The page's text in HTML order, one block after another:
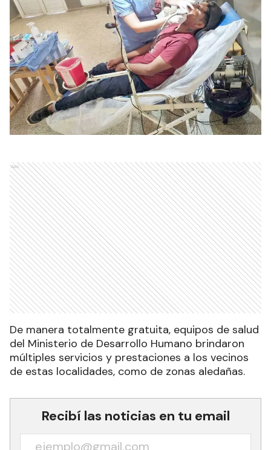
Ads
De manera totalmente gratuita, equipos de salud
del Ministerio de Desarrollo Humano brindaron
múltiples servicios y prestaciones a los vecinos
de estas localidades, como de zonas aledañas.
Recibí las noticias en tu email